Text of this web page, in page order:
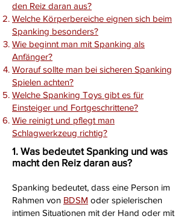
den Reiz daran aus?
Welche Körperbereiche eignen sich beim
Spanking besonders?
Wie beginnt man mit Spanking als
Anfänger?
Worauf sollte man bei sicheren Spanking
Spielen achten?
Welche Spanking Toys gibt es für
Einsteiger und Fortgeschrittene?
Wie reinigt und pflegt man
Schlagwerkzeug richtig?
1. Was bedeutet Spanking und was
macht den Reiz daran aus?
Spanking bedeutet, dass eine Person im
Rahmen von BDSM oder spielerischen
intimen Situationen mit der Hand oder mit